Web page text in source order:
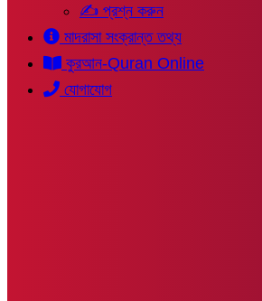
✍ প্রশ্ন করুন
মাদরাসা সংক্রান্ত তথ্য
কুরআন-Quran Online
যোগাযোগ